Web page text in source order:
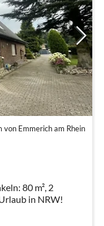
von Emmerich am Rhein
in NRW!